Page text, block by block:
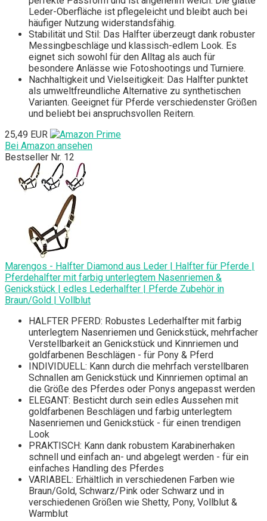
Leder-Oberfläche ist pflegeleicht und bleibt auch bei
häufiger Nutzung widerstandsfähig.
Stabilität und Stil: Das Halfter überzeugt dank robuster
Messingbeschläge und klassisch-edlem Look. Es
eignet sich sowohl für den Alltag als auch für
besondere Anlässe wie Fotoshootings und Turniere.
Nachhaltigkeit und Vielseitigkeit: Das Halfter punktet
als umweltfreundliche Alternative zu synthetischen
Varianten. Geeignet für Pferde verschiedenster Größen
und beliebt bei anspruchsvollen Reitern.
25,49 EUR
Bei Amazon ansehen
Bestseller Nr. 12
Marengos - Halfter Diamond aus Leder | Halfter für Pferde |
Pferdehalfter mit farbig unterlegtem Nasenriemen &
Genickstück | edles Lederhalfter | Pferde Zubehör in
Braun/Gold | Vollblut
HALFTER PFERD: Robustes Lederhalfter mit farbig
unterlegtem Nasenriemen und Genickstück, mehrfacher
Verstellbarkeit an Genickstück und Kinnriemen und
goldfarbenen Beschlägen - für Pony & Pferd
INDIVIDUELL: Kann durch die mehrfach verstellbaren
Schnallen am Genickstück und Kinnriemen optimal an
die Größe des Pferdes oder Ponys angepasst werden
ELEGANT: Besticht durch sein edles Aussehen mit
goldfarbenen Beschlägen und farbig unterlegtem
Nasenriemen und Genickstück - für einen trendigen
Look
PRAKTISCH: Kann dank robustem Karabinerhaken
schnell und einfach an- und abgelegt werden - für ein
einfaches Handling des Pferdes
VARIABEL: Erhältlich in verschiedenen Farben wie
Braun/Gold, Schwarz/Pink oder Schwarz und in
verschiedenen Größen wie Shetty, Pony, Vollblut &
Warmblut